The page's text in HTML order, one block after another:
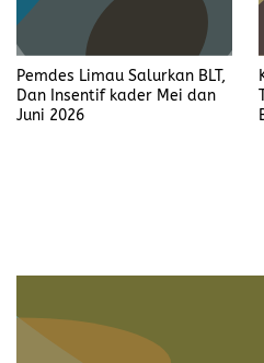
Pemdes Limau Salurkan BLT,
Dan Insentif kader Mei dan
Juni 2026